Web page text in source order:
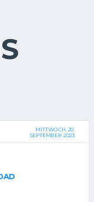
MITTWOCH, 20.
SEPTEMBER 2023